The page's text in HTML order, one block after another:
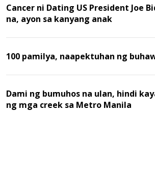
Cancer ni Dating US President Joe
na, ayon sa kanyang anak
100 pamilya, naapektuhan ng
Dami ng bumuhos na ulan, hindi
ng mga creek sa Metro Manila